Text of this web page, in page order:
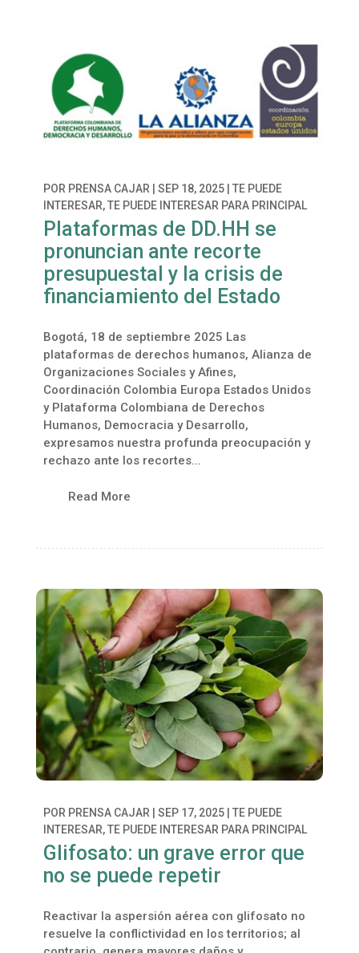
POR PRENSA CAJAR| SEP 18, 2025| TE PUEDE
INTERESAR,TE PUEDE INTERESAR PARA PRINCIPAL
Plataformas de DD.HH se
pronuncian ante recorte
presupuestal y la crisis de
financiamiento del Estado
Bogotá, 18 de septiembre 2025 Las
plataformas de derechos humanos, Alianza de
Organizaciones Sociales y Afines,
Coordinación Colombia Europa Estados Unidos
y Plataforma Colombiana de Derechos
Humanos, Democracia y Desarrollo,
expresamos nuestra profunda preocupación y
rechazo ante los recortes...
Read More
POR PRENSA CAJAR| SEP 17, 2025| TE PUEDE
INTERESAR,TE PUEDE INTERESAR PARA PRINCIPAL
Glifosato: un grave error que
no se puede repetir
Reactivar la aspersión aérea con glifosato no
resuelve la conflictividad en los territorios; al